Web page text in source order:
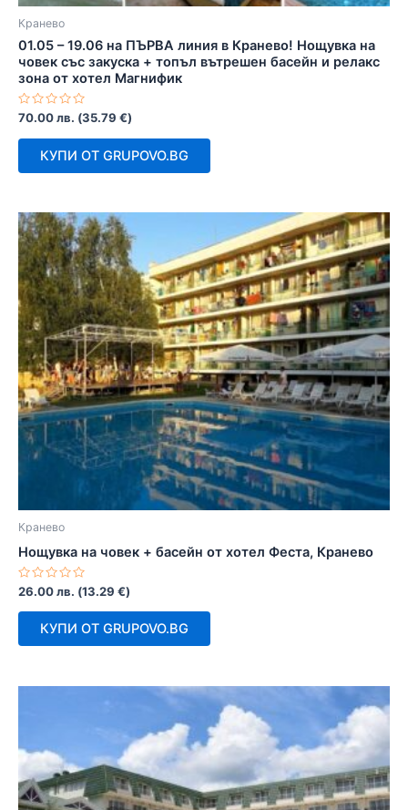
Кранево
01.05 – 19.06 на ПЪРВА линия в Кранево! Нощувка на
човек със закуска + топъл вътрешен басейн и релакс
зона от хотел Магнифик
Оценено
с
0
70.00лв. (35.79 €)
КУПИ ОТ GRUPOVO.BG
Кранево
Нощувка на човек + басейн от хотел Феста, Кранево
Оценено
с
0
26.00лв. (13.29 €)
КУПИ ОТ GRUPOVO.BG